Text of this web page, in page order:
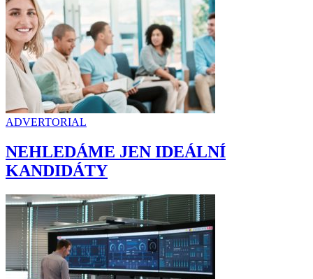
ADVERTORIAL
NEHLEDÁME JEN IDEÁLNÍ
KANDIDÁTY